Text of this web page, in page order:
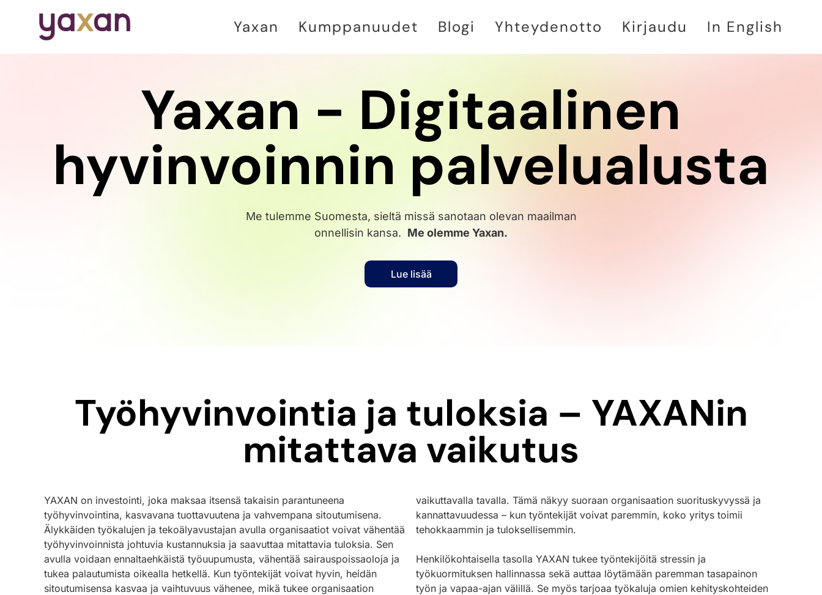
Yaxan Kumppanuudet Blogi Yhteydenotto Kirjaudu In English
Yaxan - Digitaalinen
hyvinvoinnin palvelualusta
Me tulemme Suomesta, sieltä missä sanotaan olevan maailman
onnellisin kansa. Me olemme Yaxan.
Lue lisää
Työhyvinvointia ja tuloksia – YAXANin
mitattava vaikutus
YAXAN on investointi, joka maksaa itsensä takaisin parantuneena
työhyvinvointina, kasvavana tuottavuutena ja vahvempana sitoutumisena.
Älykkäiden työkalujen ja tekoälyavustajan avulla organisaatiot voivat vähentää
työhyvinvoinnista johtuvia kustannuksia ja saavuttaa mitattavia tuloksia. Sen
avulla voidaan ennaltaehkäistä työuupumusta, vähentää sairauspoissaoloja ja
tukea palautumista oikealla hetkellä. Kun työntekijät voivat hyvin, heidän
sitoutumisensa kasvaa ja vaihtuvuus vähenee, mikä tukee organisaation
vaikuttavalla tavalla. Tämä näkyy suoraan organisaation suorituskyvyssä ja
kannattavuudessa – kun työntekijät voivat paremmin, koko yritys toimii
tehokkaammin ja tuloksellisemmin.
Henkilökohtaisella tasolla YAXAN tukee työntekijöitä stressin ja
työkuormituksen hallinnassa sekä auttaa löytämään paremman tasapainon
työn ja vapaa-ajan välillä. Se myös tarjoaa työkaluja omien kehityskohteiden